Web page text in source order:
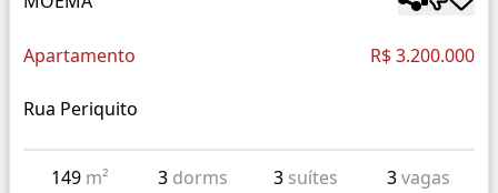
Apartamento R$ 3.200.000
Rua Periquito
149 m² 3 dorms 3 suítes 3vagas